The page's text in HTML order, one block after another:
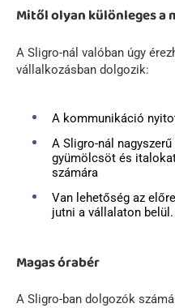
Mitől olyan különleges a
A Sligro-nál valóban úgy
vállalkozásban dolgozik:
A kommunikáció
A Sligro-nál
gyümölcsöt és
számára
Van lehetőség az
jutni a vállalaton belül.
Magas órabér
A Sligro-ban dolgozók